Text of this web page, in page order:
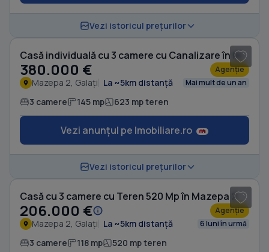
Vezi istoricul prețurilor
Casă individuală cu 3 camere cu Canalizare în Mazepa 2
380.000 € Agenție
Mazepa 2, Galați La ~5km distanță Mai mult de un an
3 camere 145 mp 623 mp teren
Vezi anunțul pe Imobiliare.ro
Vezi istoricul prețurilor
Casă cu 3 camere cu Teren 520 Mp în Mazepa 2
206.000 € Agenție
Mazepa 2, Galați La ~5km distanță 6 luni în urmă
3 camere 118 mp 520 mp teren